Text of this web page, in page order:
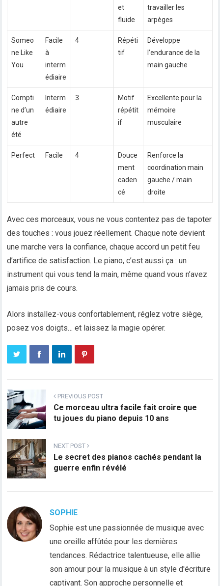
et
fluide
travailler les
arpèges
Someo
ne Like
You
Facile
à
interm
édiaire
4
Répéti
tif
Développe
l’endurance de la
main gauche
Compti
ne d’un
autre
été
Interm
édiaire
3
Motif
répétit
if
Excellente pour la
mémoire
musculaire
Perfect Facile 4
Douce
ment
caden
cé
Renforce la
coordination main
gauche / main
droite
Avec ces morceaux, vous ne vous contentez pas de tapoter
des touches : vous jouez réellement. Chaque note devient
une marche vers la confiance, chaque accord un petit feu
d’artifice de satisfaction. Le piano, c’est aussi ça : un
instrument qui vous tend la main, même quand vous n’avez
jamais pris de cours.
Alors installez-vous confortablement, réglez votre siège,
posez vos doigts… et laissez la magie opérer.
PREVIOUS POST
Ce morceau ultra facile fait croire que
tu joues du piano depuis 10 ans
NEXT POST
Le secret des pianos cachés pendant la
guerre enfin révélé
SOPHIE
Sophie est une passionnée de musique avec
une oreille affûtée pour les dernières
tendances. Rédactrice talentueuse, elle allie
son amour pour la musique à un style d'écriture
captivant. Son approche personnelle et